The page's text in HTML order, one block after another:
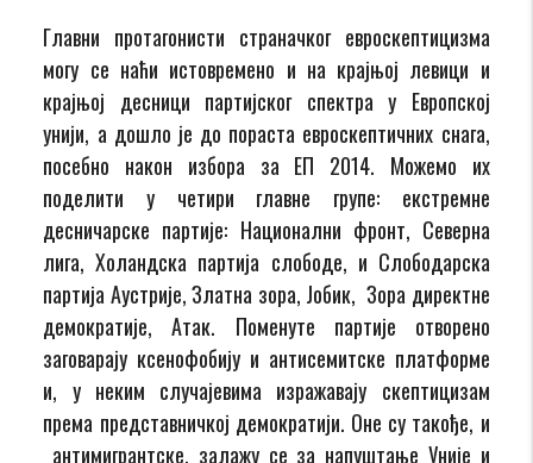
Главни протагонисти страначког евроскептицизма
могу се наћи истовремено и на крајњој левици и
крајњој десници партијског спектра у Европској
унији, а дошло је до пораста евроскептичних снага,
посебно након избора за ЕП 2014. Можемо их
поделити у четири главне групе: екстремне
десничарске партије: Национални фронт, Северна
лига, Холандска партија слободе, и Слободарска
партија Аустрије, Златна зора, Јобик, Зора директне
демократије, Атак. Поменуте партије отворено
заговарају ксенофобију и антисемитске платформе
и, у неким случајевима изражавају скептицизам
према представничкој демократији. Оне су такође, и
антимигрантске, залажу се за напуштање Уније и